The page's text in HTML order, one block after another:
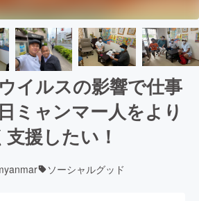
イルスの影響で仕事
ミャンマー人をより
支援したい！
ソーシャルグッド